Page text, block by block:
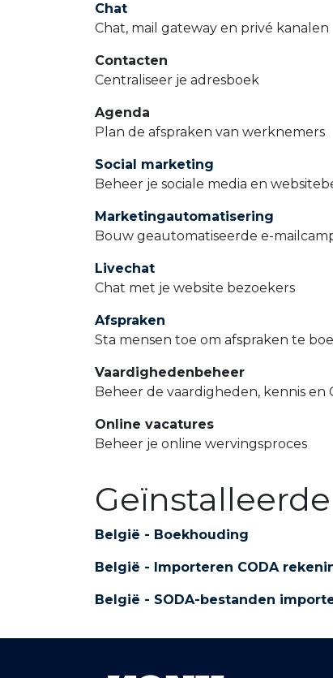
Chat
Chat, mail gateway en privé kanalen
Contacten
Centraliseer je adresboek
Agenda
Plan de afspraken van werknemers
Social marketing
Beheer je sociale media en
Marketingautomatisering
Bouw geautomatiseerde e-
Livechat
Chat met je website bezoekers
Afspraken
Sta mensen toe om afspraken te
Vaardighedenbeheer
Beheer de vaardigheden, kennis en
Online vacatures
Beheer je online wervingsproces
België - Boekhouding
België - Importeren CODA
België - SODA-bestanden